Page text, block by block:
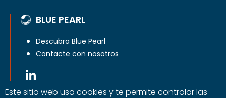
BLUE PEARL
Descubra Blue Pearl
Contacte con nosotros
Este sitio web usa cookies y te permite controlar las